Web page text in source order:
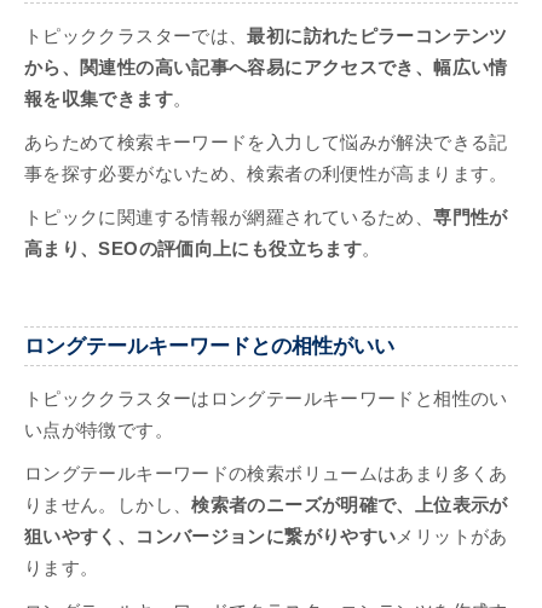
トピッククラスターでは、最初に訪れたピラーコンテンツ
から、関連性の高い記事へ容易にアクセスでき、幅広い情
報を収集できます。
あらためて検索キーワードを入力して悩みが解決できる記
事を探す必要がないため、検索者の利便性が高まります。
トピックに関連する情報が網羅されているため、専門性が
高まり、SEOの評価向上にも役立ちます。
ロングテールキーワードとの相性がいい
トピッククラスターはロングテールキーワードと相性のい
い点が特徴です。
ロングテールキーワードの検索ボリュームはあまり多くあ
りません。しかし、検索者のニーズが明確で、上位表示が
狙いやすく、コンバージョンに繋がりやすい メリットがあ
ります。